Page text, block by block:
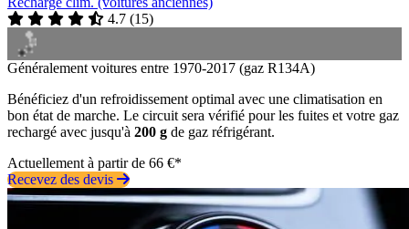
4.7 (15)
Généralement voitures entre 1970-2017 (gaz R134A)
Bénéficiez d'un refroidissement optimal avec une climatisation en
bon état de marche. Le circuit sera vérifié pour les fuites et votre gaz
rechargé avec jusqu'à 200 g de gaz réfrigérant.
Actuellement à partir de 66 €*
Recevez des devis